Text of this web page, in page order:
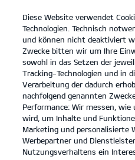
open
menu
PROBEFAHRT
Diese Website verwendet
Technologien. Technisch
und können nicht deaktiviert
Zwecke bitten wir um Ihre
sowohl in das Setzen der
Tracking-Technologien und in
Verarbeitung der dadurch
nachfolgend genannten
Performance: Wir messen,
wird, um Inhalte und
Marketing und personalisierte
Werbepartner und
Nutzungsverhaltens ein